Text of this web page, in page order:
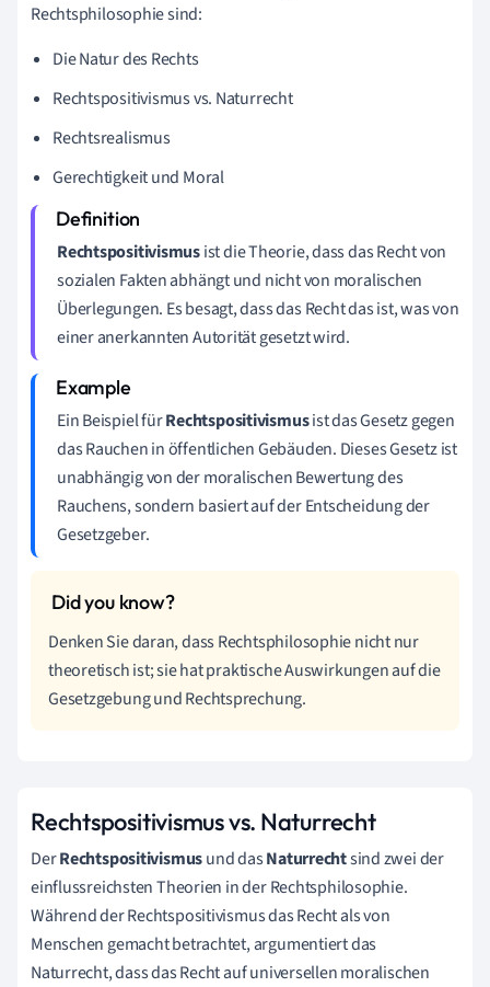
Rechtsphilosophie sind:
Die Natur des Rechts
Rechtspositivismus vs. Naturrecht
Rechtsrealismus
Gerechtigkeit und Moral
Rechtspositivismusist die Theorie, dass das Recht von
sozialen Fakten abhängt und nicht von moralischen
Überlegungen. Es besagt, dass das Recht das ist, was von
einer anerkannten Autorität gesetzt wird.
Ein Beispiel fürRechtspositivismusist das Gesetz gegen
das Rauchen in öffentlichen Gebäuden. Dieses Gesetz ist
unabhängig von der moralischen Bewertung des
Rauchens, sondern basiert auf der Entscheidung der
Gesetzgeber.
Denken Sie daran, dass Rechtsphilosophie nicht nur
theoretisch ist; sie hat praktische Auswirkungen auf die
Gesetzgebung und Rechtsprechung.
Rechtspositivismus vs. Naturrecht
DerRechtspositivismusund dasNaturrechtsind zwei der
einflussreichsten Theorien in der Rechtsphilosophie.
Während der Rechtspositivismus das Recht als von
Menschen gemacht betrachtet, argumentiert das
Naturrecht, dass das Recht auf universellen moralischen